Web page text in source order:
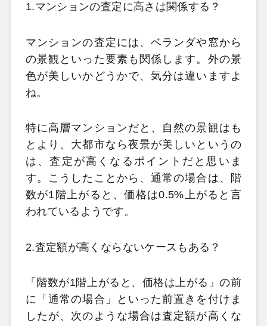
1.マンションの査定に高さは関係する？
マンションの査定には、ベランダや窓から
の景観といった要素も関係します。外の景
色が美しいかどうかで、気分は違いますよ
ね。
特に高層マンションだと、自然の景観はも
とより、大都市なら夜景が美しいというの
は、査定が高くなるポイントだと思いま
す。こうしたことから、通常の場合は、階
数が1階上がると、価格は0.5%上がると言
われているようです。
2.査定額が高くならないケースもある？
「階数が1階上がると、価格は上がる」の前
に「通常の場合」といった前置きを付けま
したが、次のような場合は査定額が高くな